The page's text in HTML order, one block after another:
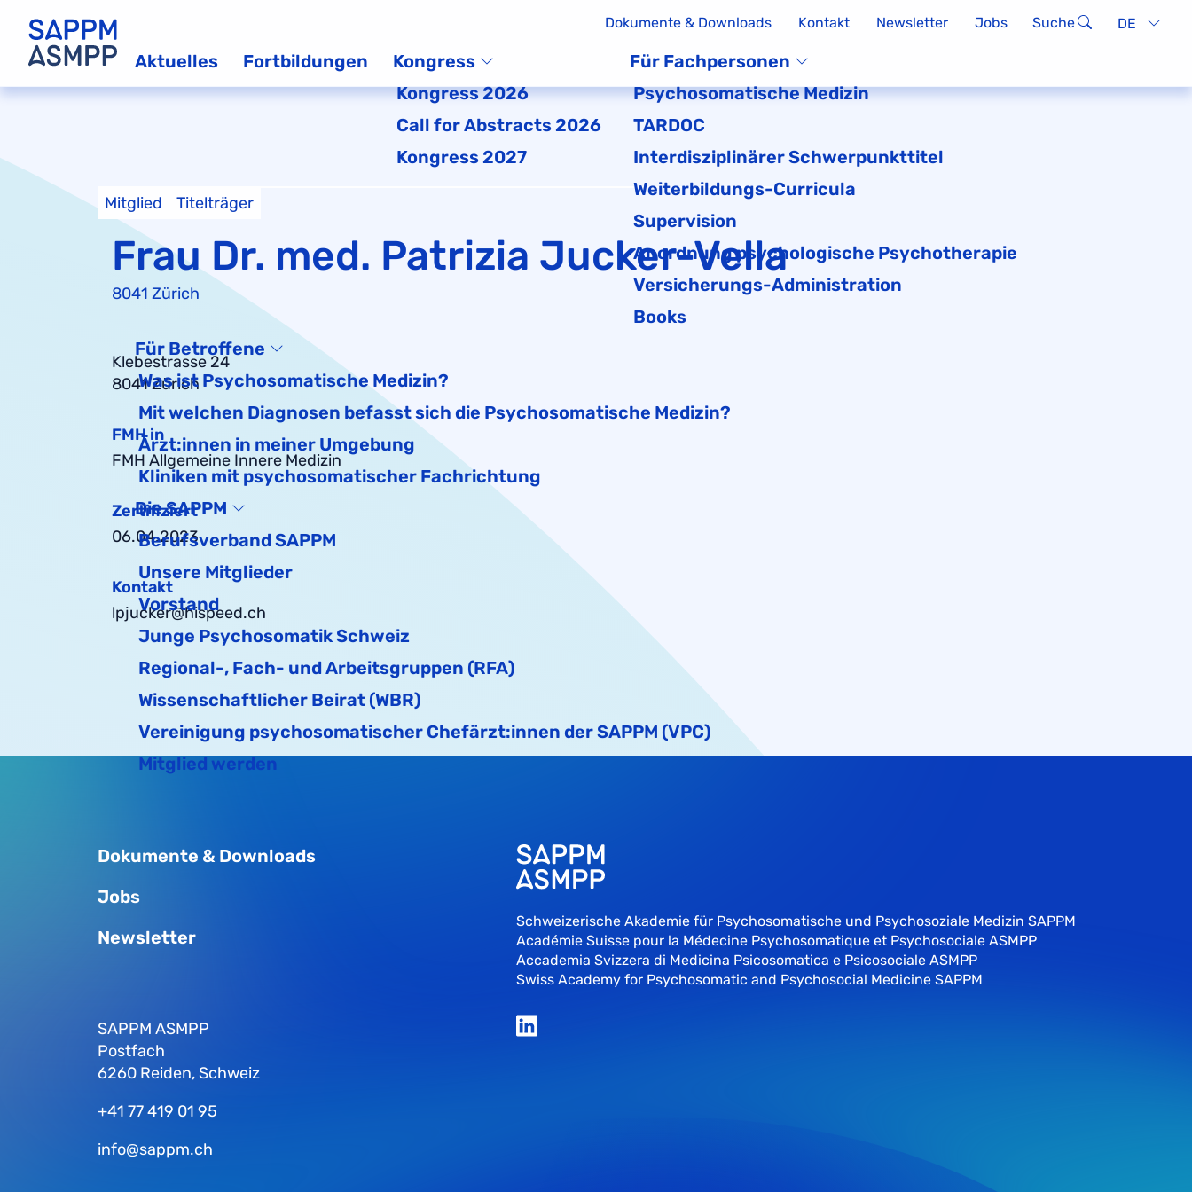
Dokumente & Downloads Kontakt Newsletter Jobs Suche DE
Aktuelles Fortbildungen
Kongress
Kongress 2026
Call for Abstracts 2026
Kongress 2027
Für Fachpersonen
Psychosomatische Medizin
TARDOC
Interdisziplinärer Schwerpunkttitel
Weiterbildungs-Curricula
Supervision
Anordnung psychologische Psychotherapie
Versicherungs-Administration
Books
Für Betroffene
Was ist Psychosomatische Medizin?
Mit welchen Diagnosen befasst sich die Psychosomatische Medizin?
Ärzt:innen in meiner Umgebung
Kliniken mit psychosomatischer Fachrichtung
Die SAPPM
Berufsverband SAPPM
Unsere Mitglieder
Vorstand
Junge Psychosomatik Schweiz
Regional-, Fach- und Arbeitsgruppen (RFA)
Wissenschaftlicher Beirat (WBR)
Vereinigung psychosomatischer Chefärzt:innen der SAPPM (VPC)
Mitglied werden
Mitglied Titelträger
Frau Dr. med. Patrizia Jucker-Vella
8041 Zürich
Klebestrasse 24
8041 Zürich
FMH in
FMH Allgemeine Innere Medizin
Zertifiziert
06.04.2023
Kontakt
lpjucker@hispeed.ch
Dokumente & Downloads
Jobs
Newsletter
SAPPM ASMPP
Postfach
6260 Reiden, Schweiz
+41 77 419 01 95
info@sappm.ch
Schweizerische Akademie für Psychosomatische und Psychosoziale Medizin SAPPM
Académie Suisse pour la Médecine Psychosomatique et Psychosociale ASMPP
Accademia Svizzera di Medicina Psicosomatica e Psicosociale ASMPP
Swiss Academy for Psychosomatic and Psychosocial Medicine SAPPM